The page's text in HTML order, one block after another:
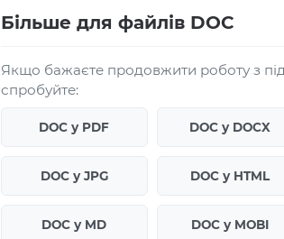
Більше для файлів DOC
Якщо бажаєте продовжити роботу з
спробуйте:
DOC у PDF DOC у DOCX
DOC у JPG DOC у HTML
DOC у MD DOC у MOBI